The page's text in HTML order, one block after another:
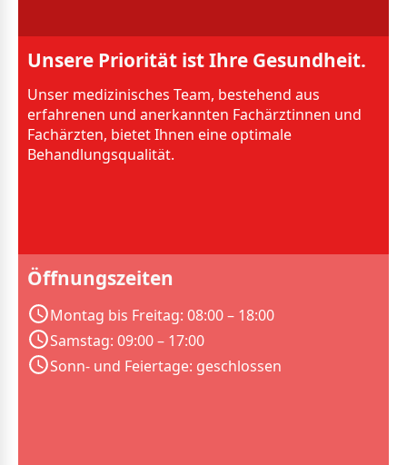
Unsere Priorität ist Ihre Gesundheit.
Unser medizinisches Team, bestehend aus
erfahrenen und anerkannten Fachärztinnen und
Fachärzten, bietet Ihnen eine optimale
Behandlungsqualität.
Öffnungszeiten
Montag bis Freitag: 08:00 – 18:00
Samstag: 09:00 – 17:00
Sonn- und Feiertage: geschlossen